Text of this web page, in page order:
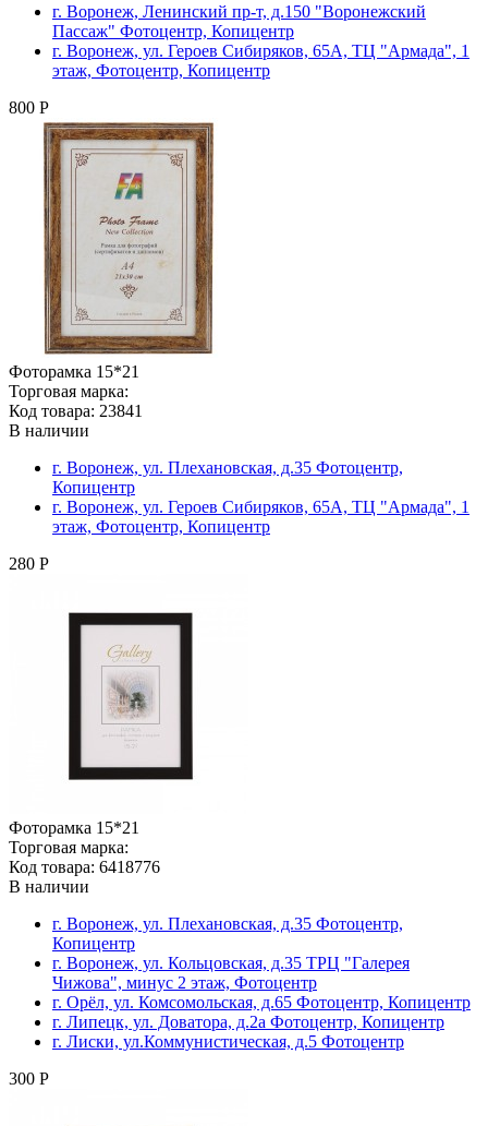
г. Воронеж, Ленинский пр-т, д.150 "Воронежский
Пассаж" Фотоцентр, Копицентр
г. Воронеж, ул. Героев Сибиряков, 65А, ТЦ "Армада", 1
этаж, Фотоцентр, Копицентр
800 Р
Фоторамка 15*21
Торговая марка:
Код товара: 23841
В наличии
г. Воронеж, ул. Плехановская, д.35 Фотоцентр,
Копицентр
г. Воронеж, ул. Героев Сибиряков, 65А, ТЦ "Армада", 1
этаж, Фотоцентр, Копицентр
280 Р
Фоторамка 15*21
Торговая марка:
Код товара: 6418776
В наличии
г. Воронеж, ул. Плехановская, д.35 Фотоцентр,
Копицентр
г. Воронеж, ул. Кольцовская, д.35 ТРЦ "Галерея
Чижова", минус 2 этаж, Фотоцентр
г. Орёл, ул. Комсомольская, д.65 Фотоцентр, Копицентр
г. Липецк, ул. Доватора, д.2а Фотоцентр, Копицентр
г. Лиски, ул.Коммунистическая, д.5 Фотоцентр
300 Р